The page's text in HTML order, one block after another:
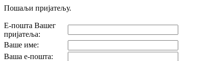
Пошаљи пријатељу.
Е-пошта Вашег
пријатеља:
Ваше име:
Ваша е-пошта: